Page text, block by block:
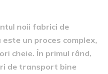
noii fabrici de
este un proces complex,
cheie. În primul rând,
de transport bine